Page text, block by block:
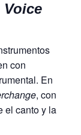
Voice
con
En
, con
el canto y la